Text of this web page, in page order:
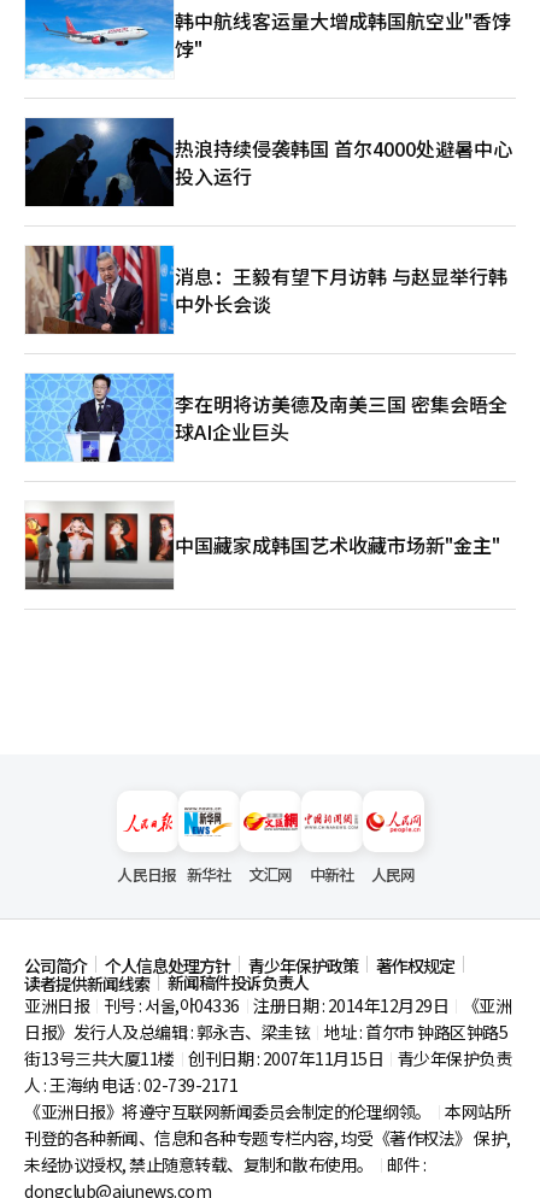
韩中航线客运量大增成韩国航空业"香饽
饽"
热浪持续侵袭韩国 首尔4000处避暑中心
投入运行
消息：王毅有望下月访韩 与赵显举行韩
中外长会谈
李在明将访美德及南美三国 密集会晤全
球AI企业巨头
中国藏家成韩国艺术收藏市场新"金主"
人民日报 新华社 文汇网 中新社 人民网
公司简介 个人信息处理方针 青少年保护政策 著作权规定
读者提供新闻线索
新闻稿件投诉负责人
亚洲日报
刊号 : 서울,아04336 注册日期 : 2014年12月29日
《亚洲
日报》发行人及总编辑 : 郭永吉、梁圭铉 地址 : 首尔市钟路区钟路5
街13号三共大厦11楼 创刊日期 : 2007年11月15日
青少年保护负责
人 : 王海纳 电话 : 02-739-2171
《亚洲日报》将遵守互联网新闻委员会制定的伦理纲领。
本网站所
刊登的各种新闻、信息和各种专题专栏内容, 均受《著作权法》 保护,
未经协议授权, 禁止随意转载、复制和散布使用。
邮件 :
dongclub@ajunews.com